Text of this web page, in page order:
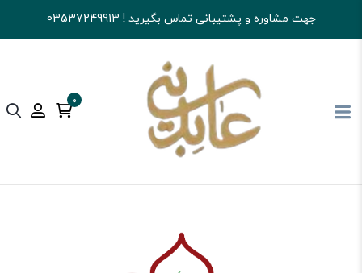
جهت مشاوره و پشتیبانی تماس بگیرید ! 03537249913
0
آجیل و خشکبار عابدینی شکلات شکلات صبحانه